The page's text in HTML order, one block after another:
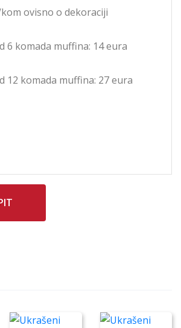
ovisno o dekoraciji
6 komada muffina: 14 eura
12 komada muffina: 27 eura